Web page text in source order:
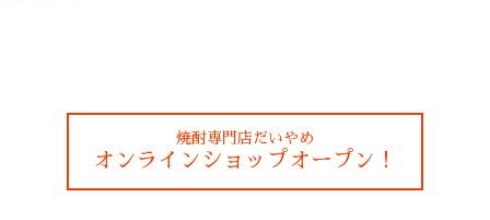
焼酎専門店だいやめ
オンラインショップオープン！